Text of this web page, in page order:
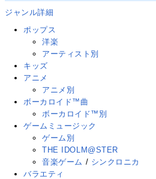
ジャンル詳細
ポップス
洋楽
アーティスト別
キッズ
アニメ
アニメ別
ボーカロイド™曲
ボーカロイド™別
ゲームミュージック
ゲーム別
THE IDOLM@STER
音楽ゲーム / シンクロニカ
バラエティ